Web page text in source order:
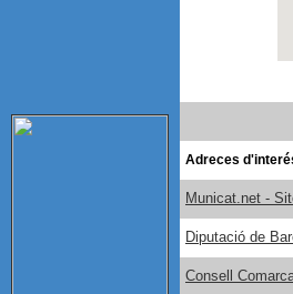
Adreces
Municat.net -
Diputació de
Consell